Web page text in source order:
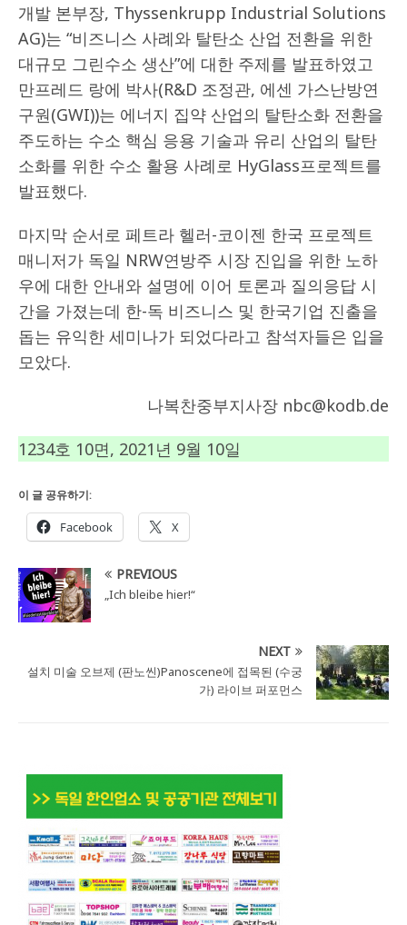
개발 본부장, Thyssenkrupp Industrial Solutions
AG)는 “비즈니스 사례와 탈탄소 산업 전환을 위한
대규모 그린수소 생산”에 대한 주제를 발표하였고
만프레드 랑에 박사(R&D 조정관, 에센 가스난방연
구원(GWI))는 에너지 집약 산업의 탈탄소화 전환을
주도하는 수소 핵심 응용 기술과 유리 산업의 탈탄
소화를 위한 수소 활용 사례로 HyGlass프로젝트를
발표했다.
마지막 순서로 페트라 헬러-코이젠 한국 프로젝트
매니저가 독일 NRW연방주 시장 진입을 위한 노하
우에 대한 안내와 설명에 이어 토론과 질의응답 시
간을 가졌는데 한-독 비즈니스 및 한국기업 진출을
돕는 유익한 세미나가 되었다라고 참석자들은 입을
모았다.
나복찬중부지사장 nbc@kodb.de
1234호 10면, 2021년 9월 10일
이 글 공유하기:
Facebook X
PREVIOUS
„Ich bleibe hier!“
NEXT
설치 미술 오브제 (판노씬)Panoscene에 접목된 (수궁
가) 라이브 퍼포먼스